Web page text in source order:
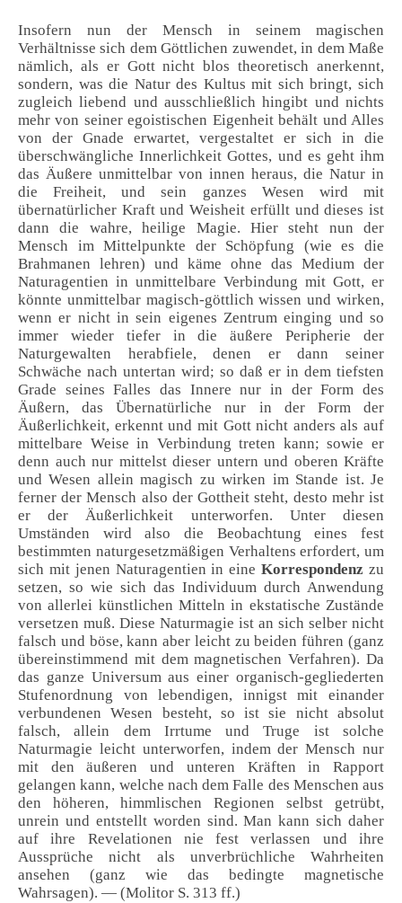
Insofern nun der Mensch in seinem magischen
Verhältnisse sich dem Göttlichen zuwendet, in dem Maße
nämlich, als er Gott nicht blos theoretisch anerkennt,
sondern, was die Natur des Kultus mit sich bringt, sich
zugleich liebend und ausschließlich hingibt und nichts
mehr von seiner egoistischen Eigenheit behält und Alles
von der Gnade erwartet, vergestaltet er sich in die
überschwängliche Innerlichkeit Gottes, und es geht ihm
das Äußere unmittelbar von innen heraus, die Natur in
die Freiheit, und sein ganzes Wesen wird mit
übernatürlicher Kraft und Weisheit erfüllt und dieses ist
dann die wahre, heilige Magie. Hier steht nun der
Mensch im Mittelpunkte der Schöpfung (wie es die
Brahmanen lehren) und käme ohne das Medium der
Naturagentien in unmittelbare Verbindung mit Gott, er
könnte unmittelbar magisch-göttlich wissen und wirken,
wenn er nicht in sein eigenes Zentrum einging und so
immer wieder tiefer in die äußere Peripherie der
Naturgewalten herabfiele, denen er dann seiner
Schwäche nach untertan wird; so daß er in dem tiefsten
Grade seines Falles das Innere nur in der Form des
Äußern, das Übernatürliche nur in der Form der
Äußerlichkeit, erkennt und mit Gott nicht anders als auf
mittelbare Weise in Verbindung treten kann; sowie er
denn auch nur mittelst dieser untern und oberen Kräfte
und Wesen allein magisch zu wirken im Stande ist. Je
ferner der Mensch also der Gottheit steht, desto mehr ist
er der Äußerlichkeit unterworfen. Unter diesen
Umständen wird also die Beobachtung eines fest
bestimmten naturgesetzmäßigen Verhaltens erfordert, um
sich mit jenen Naturagentien in eineKorrespondenz zu
setzen, so wie sich das Individuum durch Anwendung
von allerlei künstlichen Mitteln in ekstatische Zustände
versetzen muß. Diese Naturmagie ist an sich selber nicht
falsch und böse, kann aber leicht zu beiden führen (ganz
übereinstimmend mit dem magnetischen Verfahren). Da
das ganze Universum aus einer organisch-gegliederten
Stufenordnung von lebendigen, innigst mit einander
verbundenen Wesen besteht, so ist sie nicht absolut
falsch, allein dem Irrtume und Truge ist solche
Naturmagie leicht unterworfen, indem der Mensch nur
mit den äußeren und unteren Kräften in Rapport
gelangen kann, welche nach dem Falle des Menschen aus
den höheren, himmlischen Regionen selbst getrübt,
unrein und entstellt worden sind. Man kann sich daher
auf ihre Revelationen nie fest verlassen und ihre
Aussprüche nicht als unverbrüchliche Wahrheiten
ansehen (ganz wie das bedingte magnetische
Wahrsagen). — (Molitor S. 313 ff.)